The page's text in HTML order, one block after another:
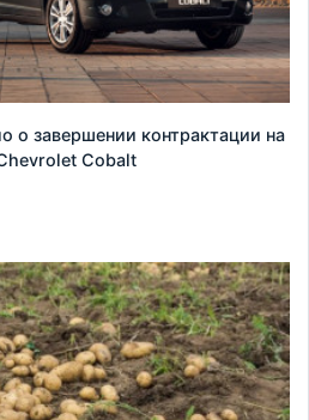
о завершении контрактации на
Сobalt